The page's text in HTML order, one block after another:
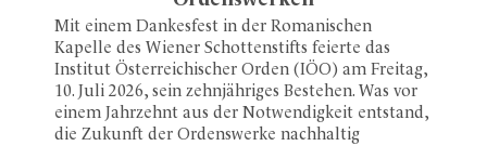
Mit einem Dankesfest in der Romanischen
Kapelle des Wiener Schottenstifts feierte das
Institut Österreichischer Orden (IÖO) am Freitag,
10. Juli 2026, sein zehnjähriges Bestehen. Was vor
einem Jahrzehnt aus der Notwendigkeit entstand,
die Zukunft der Ordenswerke nachhaltig